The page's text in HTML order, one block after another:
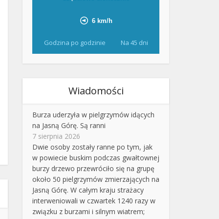
Godzina po godzinie Na 45 dni
Wiadomości
Burza uderzyła w pielgrzymów idących
na Jasną Górę. Są ranni
7 sierpnia 2026
Dwie osoby zostały ranne po tym, jak
w powiecie buskim podczas gwałtownej
burzy drzewo przewróciło się na grupę
około 50 pielgrzymów zmierzających na
Jasną Górę. W całym kraju strażacy
interweniowali w czwartek 1240 razy w
związku z burzami i silnym wiatrem;